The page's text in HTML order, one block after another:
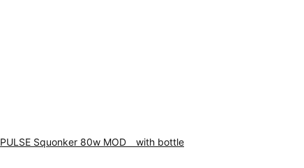
PULSE Squonker 80w MOD with bottle